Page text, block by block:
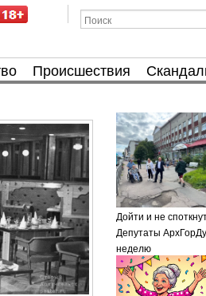
Происшествия
Дойти и не
Депутаты
неделю